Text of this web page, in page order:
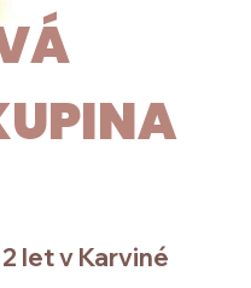
let v Karviné